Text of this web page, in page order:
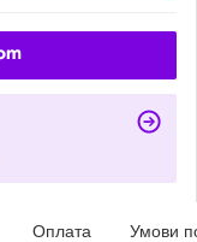
Оплата Умови